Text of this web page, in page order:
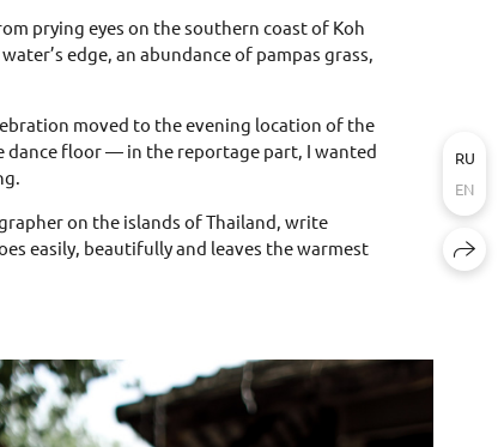
prying eyes on the southern coast of Koh
edge, an abundance of pampas grass,
moved to the evening location of the
dance floor — in the reportage part, I wanted
on the islands of Thailand, write
easily, beautifully and leaves the warmest
RU
EN